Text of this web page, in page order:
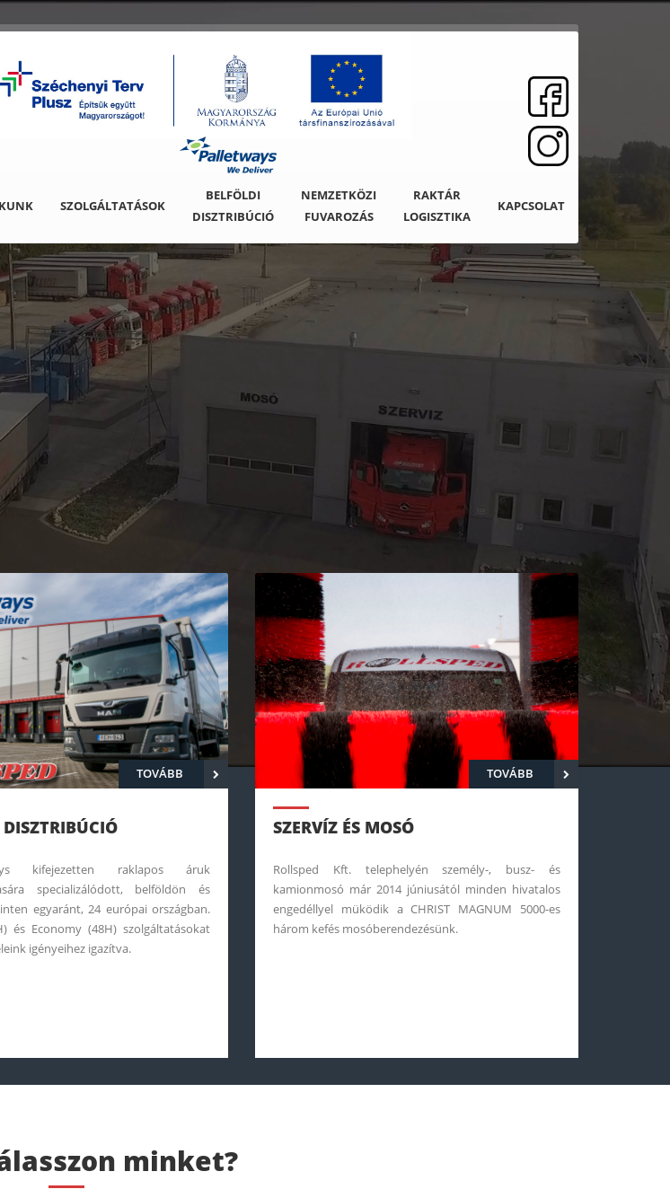
SZOLGÁLTATÁSOK
BELFÖLDI
DISZTRIBÚCIÓ
NEMZETKÖZI
FUVAROZÁS
RAKTÁR
LOGISZTIKA
KAPCSOLAT
TOVÁBB
kifejezetten raklapos áruk
specializálódott, belföldön és
egyaránt, 24 európai országban.
és Economy (48H) szolgáltatásokat
igényeihez igazítva.
TOVÁBB
SZERVÍZ ÉS MOSÓ
Rollsped Kft. telephelyén személy-, busz- és
kamionmosó már 2014 júniusától minden hivatalos
engedéllyel müködik a CHRIST MAGNUM 5000-es
három kefés mosóberendezésünk.
minket?